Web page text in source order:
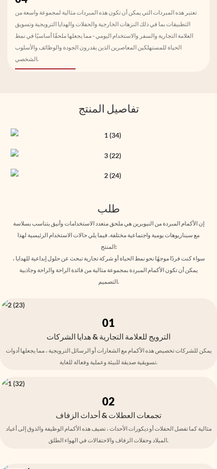
تعتبر هذه المبردات التي يمكن أن تكون هذه المبردات مثالية لمجموعة واسعة من
التطبيقات بما في ذلك النزهات الخارجية والحفلات والهدايا الترويجية وتسويق
العلامة التجارية والسفر والاستخدام اليومي - مما يجعلها ملحقًا أساسيًا في نمط
الحياة للمستهلكين المعاصرين الذين يقدرون الجودة والوظائف والأسلوب
الشخصي.
تفاصيل المنتج
طلب
إن الأكمام المبردة من النيوبرين هي ملحق متعدد الاستخدامات وأنيق يتناسب بسلاسة
مع سيناريوهات يومية واجتماعية مختلفة. فيما يلي حالات الاستخدام الرئيسية لهذا
المنتج:
سواء كنت فردًا موجهًا نحو نمط الحياة أو شركة تجارية تبحث عن حلول إبداعية للهدايا ،
يمكن أن تكون الأكمام المبردة بمجموعة مثالية من فائدة الراحة والراحة وجاذبية
التصميم.
01
الترويج للعلامة التجارية & هدايا الشركات
يمكن للشركات تخصيص هذه الأكمام مع الشعارات أو الرسائل الترويجية ، مما يجعلها أدوات
تسويقية صديقة للبيئة وعملية وفعالة للغاية.
02
تجمعات العطلات & أحداث الزفاف
مثالية كما تفضل الحفلات أو ديكورات الأحداث ، تضيف هذه الأكمام الوظيفة والذوق إلى أعياد
الميلاد وحفلات الزفاف والاحتفالات في الهواء الطلق.